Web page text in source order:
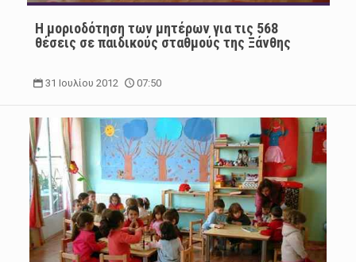
Η μοριοδότηση των μητέρων για τις 568
θέσεις σε παιδικούς σταθμούς της Ξάνθης
31 Ιουλίου 2012 07:50